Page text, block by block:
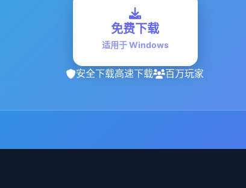
免费下载
适用于 Windows
安全下载高速下载 百万玩家